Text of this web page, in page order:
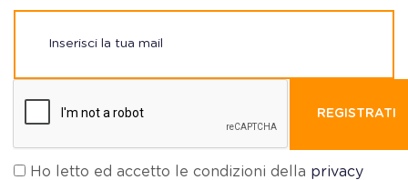
REGISTRATI
Ho letto ed accetto le condizioni della privacy